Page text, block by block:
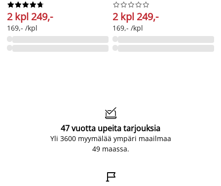






2 kpl 249,-
169,- /kpl






2 kpl 249,-
169,- /kpl

47 vuotta upeita tarjouksia
Yli 3600 myymälää ympäri maailmaa
49 maassa.
